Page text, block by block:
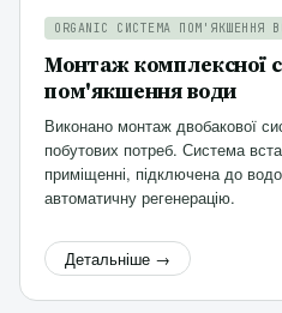
ORGANIC СИСТЕМА ПОМ'ЯКШЕННЯ
Монтаж комплексної
пом'якшення води
Виконано монтаж двобакової
побутових потреб. Система
приміщенні, підключена до
автоматичну регенерацію.
Детальніше →